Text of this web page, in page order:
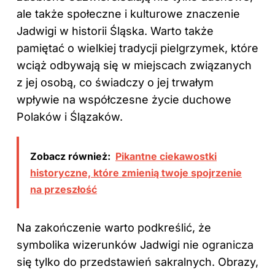
ale także społeczne i kulturowe znaczenie
Jadwigi w historii Śląska. Warto także
pamiętać o wielkiej tradycji pielgrzymek, które
wciąż odbywają się w miejscach związanych
z jej osobą, co świadczy o jej trwałym
wpływie na współczesne życie duchowe
Polaków i Ślązaków.
Zobacz również: Pikantne ciekawostki
historyczne, które zmienią twoje spojrzenie
na przeszłość
Na zakończenie warto podkreślić, że
symbolika wizerunków Jadwigi nie ogranicza
się tylko do przedstawień sakralnych. Obrazy,